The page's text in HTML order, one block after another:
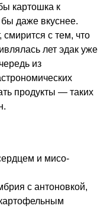
картошка к
даже вкуснее.
смирится с тем, что
лет эдак уже
из
продукты — таких
и мисо-
с антоновкой,